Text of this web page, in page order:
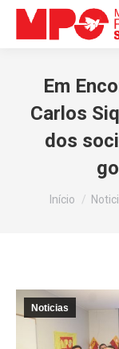
Em
Carlos
dos
Você está
Início
Noticias